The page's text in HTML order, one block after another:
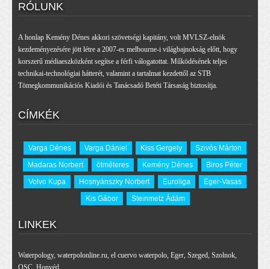
RÓLUNK
A honlap Kemény Dénes akkori szövetségi kapitány, volt MVLSZ-elnök
kezdeményezésére jött létre a 2007-es melbourne-i világbajnokság előtt, hogy
korszerű médiaeszközként segítse a férfi válogatottat. Működésének teljes
technikai-technológiai hátterét, valamint a tartalmat kezdettől az STB
Tömegkommunikációs Kiadói és Tanácsadó Betéti Társaság biztosítja.
CÍMKÉK
Varga Dénes Varga Dániel Kiss Gergely
Szivós Márton
Madaras Norbert
ötméteres Kemény Dénes
Biros Péter
Volvo Kupa
Hosnyánszky Norbert Euroliga
Eger-Vasas
Kis Gábor
Steinmetz Ádám
LINKEK
Waterpology, waterpolonline.ru, el cuervo waterpolo, Eger, Szeged, Szolnok,
OSC Honvéd